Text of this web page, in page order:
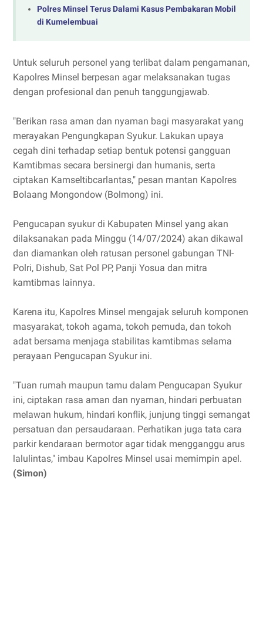
Polres Minsel Terus Dalami Kasus Pembakaran Mobil
di Kumelembuai
Untuk seluruh personel yang terlibat dalam pengamanan,
Kapolres Minsel berpesan agar melaksanakan tugas
dengan profesional dan penuh tanggungjawab.
"Berikan rasa aman dan nyaman bagi masyarakat yang
merayakan Pengungkapan Syukur. Lakukan upaya
cegah dini terhadap setiap bentuk potensi gangguan
Kamtibmas secara bersinergi dan humanis, serta
ciptakan Kamseltibcarlantas," pesan mantan Kapolres
Bolaang Mongondow (Bolmong) ini.
Pengucapan syukur di Kabupaten Minsel yang akan
dilaksanakan pada Minggu (14/07/2024) akan dikawal
dan diamankan oleh ratusan personel gabungan TNI-
Polri, Dishub, Sat Pol PP, Panji Yosua dan mitra
kamtibmas lainnya.
Karena itu, Kapolres Minsel mengajak seluruh komponen
masyarakat, tokoh agama, tokoh pemuda, dan tokoh
adat bersama menjaga stabilitas kamtibmas selama
perayaan Pengucapan Syukur ini.
"Tuan rumah maupun tamu dalam Pengucapan Syukur
ini, ciptakan rasa aman dan nyaman, hindari perbuatan
melawan hukum, hindari konflik, junjung tinggi semangat
persatuan dan persaudaraan. Perhatikan juga tata cara
parkir kendaraan bermotor agar tidak mengganggu arus
lalulintas," imbau Kapolres Minsel usai memimpin apel.
(Simon)